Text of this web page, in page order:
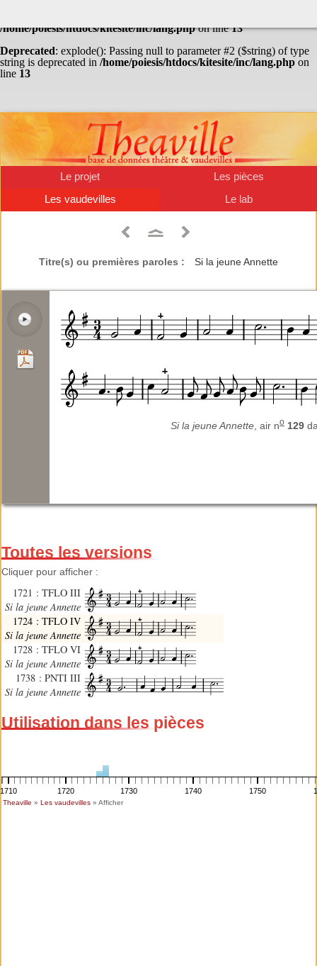
/home/poiesis/htdocs/kitesite/inc/lang.phpon line13
Deprecated: explode(): Passing null to parameter #2 ($string) of type
string is deprecated in /home/poiesis/htdocs/kitesite/inc/lang.php on
line 13
Le projet
Les pièces
Les vaudevilles
Le lab
Titre(s) ou premières paroles : Si la jeune Annette
Si la jeune Annette , air no 129
Toutes les versions
Cliquer pour afficher :
1721 : TFLO III
Si la jeune Annette
1724 : TFLO IV
Si la jeune Annette
1728 : TFLO VI
Si la jeune Annette
1738 : PNTI III
Si la jeune Annette
Utilisation dans les pièces
1710 1720 1730 1740 1750
Theaville » Les vaudevilles» Afficher